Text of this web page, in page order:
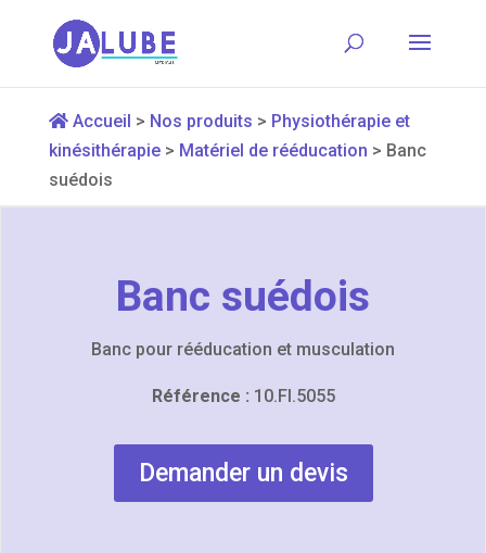
Accueil > Nos produits > Physiothérapie et
kinésithérapie> Matériel de rééducation > Banc
suédois
Banc suédois
Banc pour rééducation et musculation
Référence : 10.FI.5055
Demander un devis